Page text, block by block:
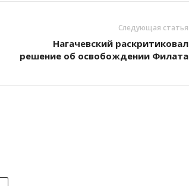
Следующая статья
Нагачевский раскритиковал
решение об освобождении Филата